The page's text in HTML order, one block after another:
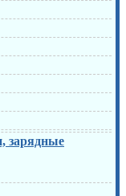
зарядные